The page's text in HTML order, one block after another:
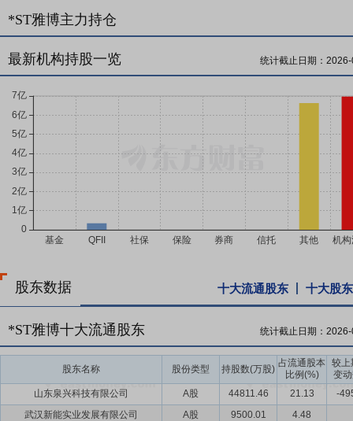
*ST雅博主力持仓
最新机构持股一览 统计截止日期：
股东数据 十大流通股东 十大股东
*ST雅博十大流通股东 统计截止日期：
股东名称 股份类型 持股数(万股)
占流通股本
比例(%)
较上
变
山东泉兴科技有限公司
A股 44811.46 21.13
-
武汉新能实业发展有限公司
A股 9500.01
4.48